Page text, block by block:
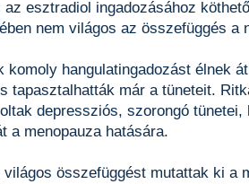
az esztradiol ingadozásához
nem világos az összefüggés a
komoly hangulatingadozást élnek
tapasztalhatták már a tüneteit.
depressziós, szorongó tünetei,
a menopauza hatására.
összefüggést mutattak ki a